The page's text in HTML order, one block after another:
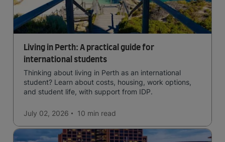
Living in Perth: A practical guide for
international students
Thinking about living in Perth as an international
student? Learn about costs, housing, work options,
and student life, with support from IDP.
July 02, 2026 10 min read